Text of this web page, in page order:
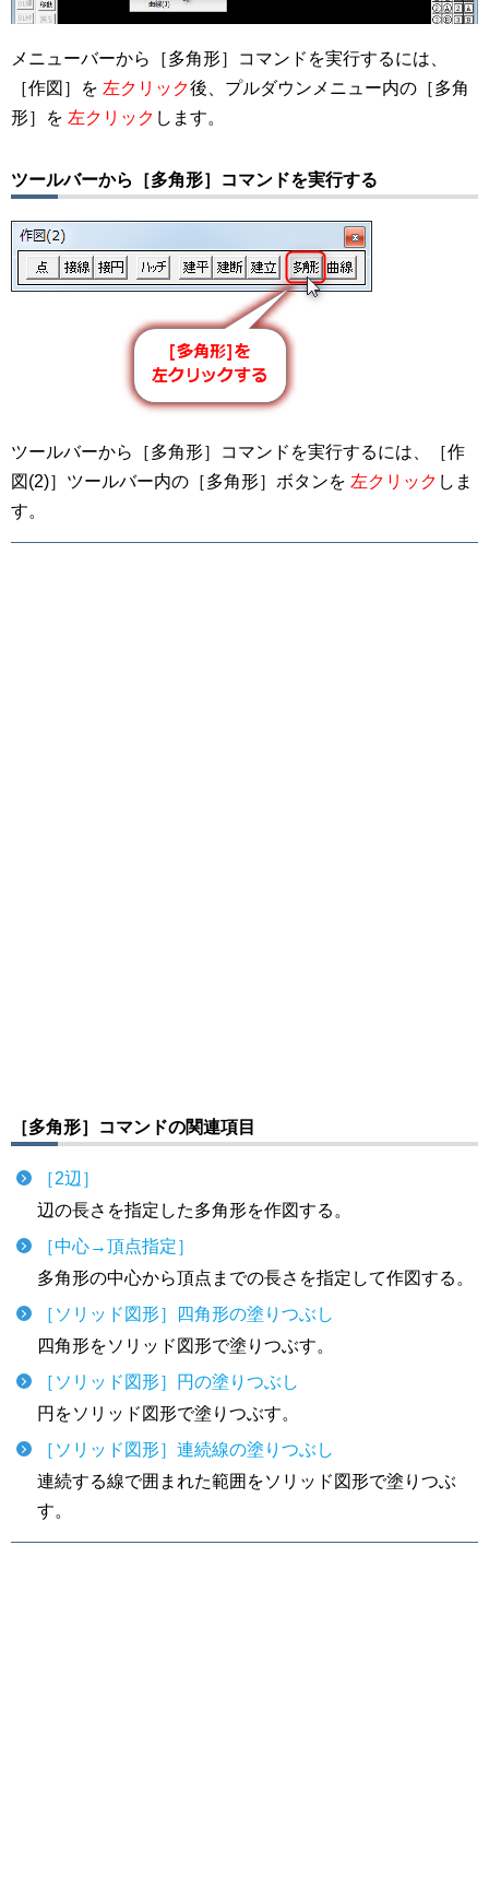
メニューバーから［多角形］コマンドを実行するには、
［作図］を 左クリック後、プルダウンメニュー内の［多角
形］を 左クリック します。
ツールバーから［多角形］コマンドを実行する
ツールバーから［多角形］コマンドを実行するには、［作
図(2)］ツールバー内の［多角形］ボタンを 左クリック しま
す。
［多角形］コマンドの関連項目
［2辺］
辺の長さを指定した多角形を作図する。
［中心→頂点指定］
多角形の中心から頂点までの長さを指定して作図する。
［ソリッド図形］四角形の塗りつぶし
四角形をソリッド図形で塗りつぶす。
［ソリッド図形］円の塗りつぶし
円をソリッド図形で塗りつぶす。
［ソリッド図形］連続線の塗りつぶし
連続する線で囲まれた範囲をソリッド図形で塗りつぶ
す。